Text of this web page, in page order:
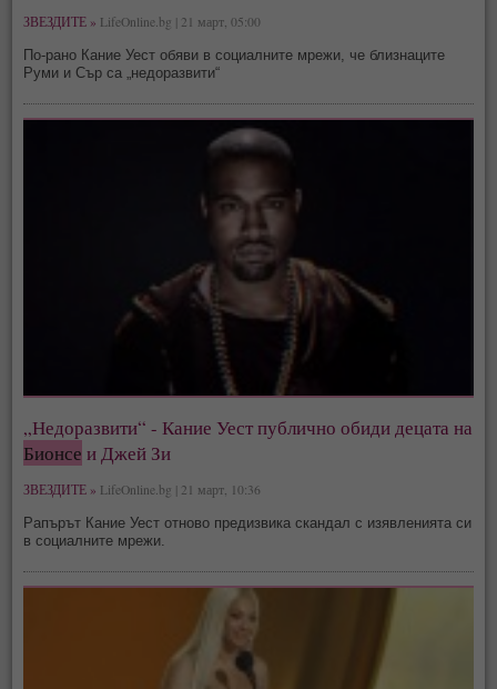
ЗВЕЗДИТЕ » LifeOnline.bg | 21 март, 05:00
По-рано Кание Уест обяви в социалните мрежи, че близнаците
Руми и Сър са „недоразвити“
„Недоразвити“ - Кание Уест публично обиди децата на
Бионсе и Джей Зи
ЗВЕЗДИТЕ » LifeOnline.bg | 21 март, 10:36
Рапърът Кание Уест отново предизвика скандал с изявленията си
в социалните мрежи.